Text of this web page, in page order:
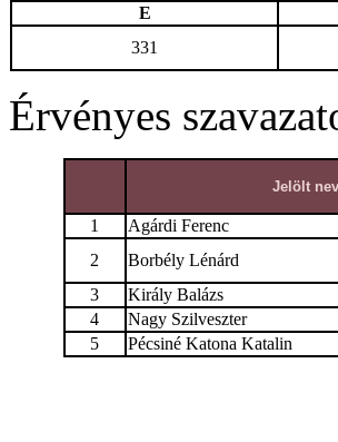
E
331
Érvényes
Jelölt
1 Agárdi Ferenc
2
Borbély Lénárd
3
Király Balázs
4
Nagy Szilveszter
5
Pécsiné Katona Katalin